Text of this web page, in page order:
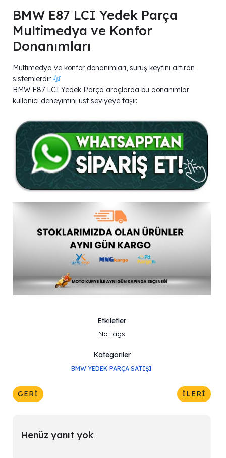
BMW E87 LCI Yedek Parça
Multimedya ve Konfor
Donanımları
Multimedya ve konfor donanımları, sürüş keyfini artıran
sistemlerdir
BMW E87 LCI Yedek Parça araçlarda bu donanımlar
kullanıcı deneyimini üst seviyeye taşır.
Etkiletler
No tags
Kategoriler
BMW YEDEK PARÇA SATIŞI
GERI İLERI
Henüz yanıt yok